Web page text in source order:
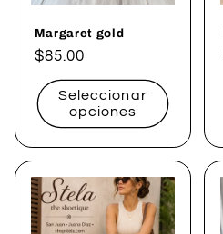
Margaret gold
Precio
habitual
$85.00
Seleccionar
opciones